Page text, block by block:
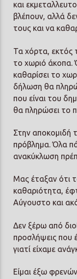
και
βλέπουν, αλλά
τους και να
Τα χόρτα, εκτός
το χωριό άκοπα.
καθαρίσει το
δήλωση θα
που είναι του
θα πληρώσει το
Στην αποκομιδή
πρόβλημα. Όλα
ανακύκλωση
Μας έταξαν ότι
καθαριότητα,
Αύγουστο και
Δεν ξέρω από
προσλήψεις που
γιατί είχαμε
Είμαι έξω